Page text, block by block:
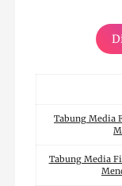
Tabung Media
Tabung Media